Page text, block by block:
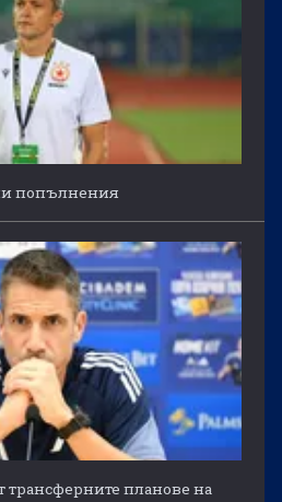
попълнения
трансферните планове на